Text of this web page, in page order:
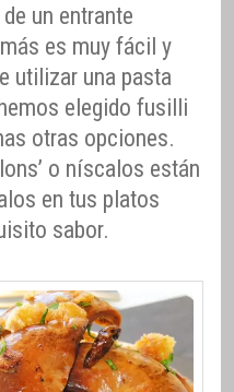
un entrante
es muy fácil y
utilizar una pasta
elegido fusilli
otras opciones.
o níscalos están
en tus platos
sabor.